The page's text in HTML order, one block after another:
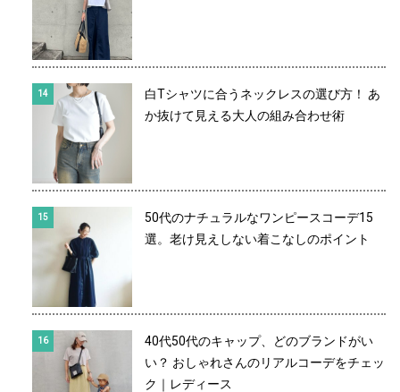
白Tシャツに合うネックレスの選び方！ あ
か抜けて見える大人の組み合わせ術
50代のナチュラルなワンピースコーデ15
選。老け見えしない着こなしのポイント
40代50代のキャップ、どのブランドがい
い？ おしゃれさんのリアルコーデをチェッ
ク｜レディース